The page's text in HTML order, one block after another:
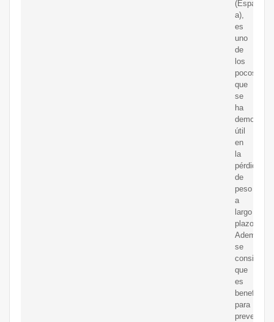
(Espa?
a),
es
uno
de
los
pocos
que
se
ha
útil
en
la
pérdida
de
peso
a
largo
plazo.
Además,
se
considera
que
es
para
prevenir